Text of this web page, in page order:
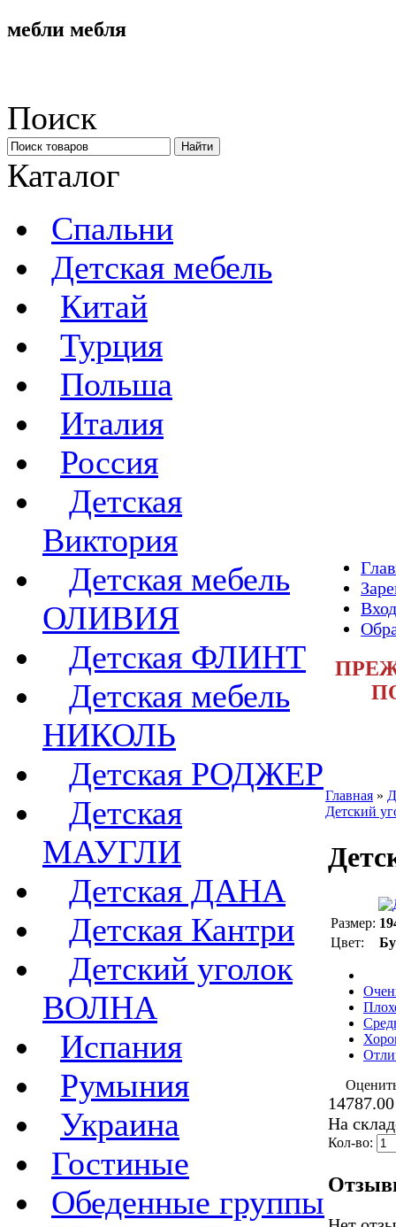
мебли мебля
Поиск
Каталог
Спальни
Детская мебель
Китай
Турция
Польша
Италия
Россия
Детская
Виктория
Детская мебель
ОЛИВИЯ
Детская ФЛИНТ
Детская мебель
НИКОЛЬ
Детская РОДЖЕР
Детская
МАУГЛИ
Детская ДАНА
Детская Кантри
Детский уголок
ВОЛНА
Испания
Румыния
Украина
Гостиные
Обеденные группы
Главная »
Детский
Размер:
Цвет:
На
Кол-во: